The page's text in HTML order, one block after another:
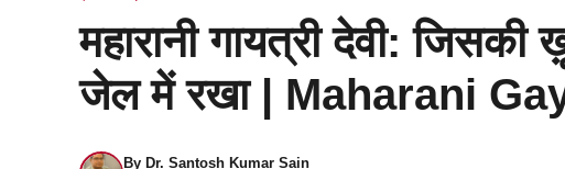
महारानी गायत्री देवी:
जेल में रखा | Maharani
By Dr. Santosh Kumar Sain